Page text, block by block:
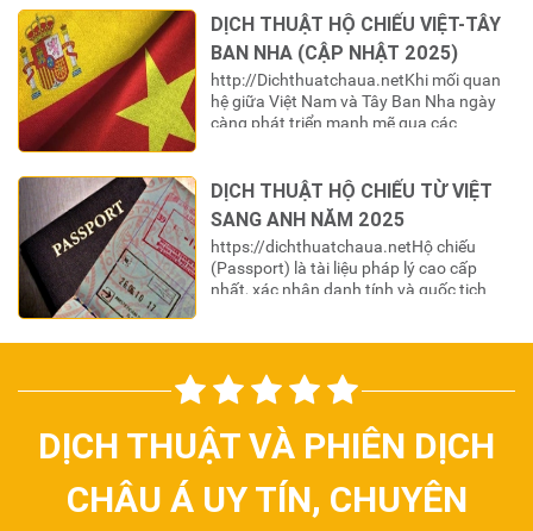
thể tránh khỏi. Tuy nhiên, để một tài liệu
quan…
DỊCH THUẬT HỘ CHIẾU VIỆT-TÂY
BAN NHA (CẬP NHẬT 2025)
http://Dichthuatchaua.netKhi mối quan
hệ giữa Việt Nam và Tây Ban Nha ngày
càng phát triển mạnh mẽ qua các
nên cấp thiết. Đối với công dân Việt Nam
khi thực hiện bất kỳ thủ tục hành chính…
DỊCH THUẬT HỘ CHIẾU TỪ VIỆT
SANG ANH NĂM 2025
https://dichthuatchaua.netHộ chiếu
(Passport) là tài liệu pháp lý cao cấp
nhất, xác nhận danh tính và quốc tịch
giới. Tuy nhiên, để “chìa khóa” này có giá
trị sử dụng trong các hệ thống…
DỊCH THUẬT VÀ PHIÊN DỊCH
CHÂU Á UY TÍN, CHUYÊN